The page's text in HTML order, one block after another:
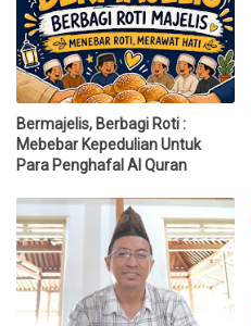
Bermajelis, Berbagi Roti :
Mebebar Kepedulian Untuk
Para Penghafal Al Quran